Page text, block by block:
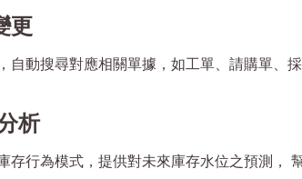
更
自動搜尋對應相關單據，如工單、請購單
析
存行為模式，提供對未來庫存水位之預測，